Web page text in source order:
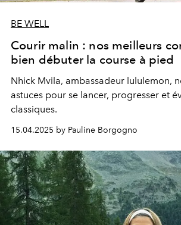
BE WELL
Courir malin : nos meilleurs
bien débuter la course à pied
Nhick Mvila, ambassadeur lululemon,
astuces pour se lancer, progresser et
classiques.
15.04.2025 by Pauline Borgogno